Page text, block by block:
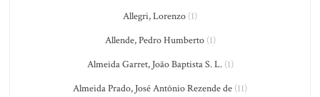
Allegri, Lorenzo (1)
Allende, Pedro Humberto(1)
Almeida Garret, João Baptista S. L.(1)
Almeida Prado, José Antônio Rezende de (11)